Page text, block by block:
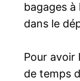
bagages
dans le
Pour avoir
de temps